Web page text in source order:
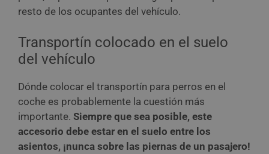
resto de los ocupantes del vehículo.
Transportín colocado en el suelo
del vehículo
Dónde colocar el transportín para perros en el
coche es probablemente la cuestión más
importante. Siempre que sea posible, este
accesorio debe estar en el suelo entre los
asientos, ¡nunca sobre las piernas de un pasajero!